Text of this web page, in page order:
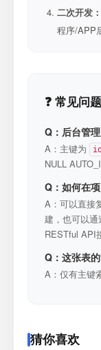
二次开发：
程序/APP
❓ 常见问题
Q：后台管
A：主键为 id
NULL
Q：如何在
A：可以直接
建，也可以
RESTful API
Q：这张表
A：仅有主键
猜你喜欢